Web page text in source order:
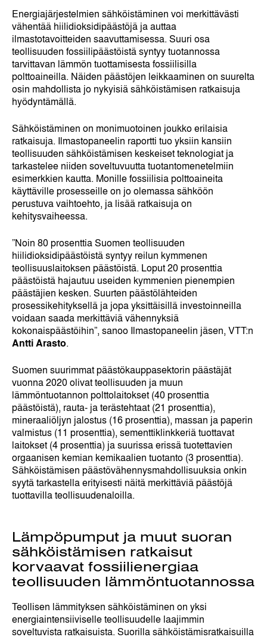
Energiajärjestelmien sähköistäminen voi merkittävästi
vähentää hiilidioksidipäästöjä ja auttaa
ilmastotavoitteiden saavuttamisessa. Suuri osa
teollisuuden fossiilipäästöistä syntyy tuotannossa
tarvittavan lämmön tuottamisesta fossiilisilla
polttoaineilla. Näiden päästöjen leikkaaminen on suurelta
osin mahdollista jo nykyisiä sähköistämisen ratkaisuja
hyödyntämällä.
Sähköistäminen on monimuotoinen joukko erilaisia
ratkaisuja. Ilmastopaneelin raportti tuo yksiin kansiin
teollisuuden sähköistämisen keskeiset teknologiat ja
tarkastelee niiden soveltuvuutta tuotantomenetelmiin
esimerkkien kautta. Monille fossiilisia polttoaineita
käyttäville prosesseille on jo olemassa sähköön
perustuva vaihtoehto, ja lisää ratkaisuja on
kehitysvaiheessa.
”Noin 80 prosenttia Suomen teollisuuden
hiilidioksidipäästöistä syntyy reilun kymmenen
teollisuuslaitoksen päästöistä. Loput 20 prosenttia
päästöistä hajautuu useiden kymmenien pienempien
päästäjien kesken. Suurten päästölähteiden
prosessikehityksellä ja jopa yksittäisillä investoinneilla
voidaan saada merkittäviä vähennyksiä
kokonaispäästöihin”, sanoo Ilmastopaneelin jäsen, VTT:n
Antti Arasto.
Suomen suurimmat päästökauppasektorin päästäjät
vuonna 2020 olivat teollisuuden ja muun
lämmöntuotannon polttolaitokset (40 prosenttia
päästöistä), rauta- ja terästehtaat (21 prosenttia),
mineraaliöljyn jalostus (16 prosenttia), massan ja paperin
valmistus (11 prosenttia), sementtiklinkkeriä tuottavat
laitokset (4 prosenttia) ja suurissa erissä tuotettavien
orgaanisen kemian kemikaalien tuotanto (3 prosenttia).
Sähköistämisen päästövähennysmahdollisuuksia onkin
syytä tarkastella erityisesti näitä merkittäviä päästöjä
tuottavilla teollisuudenaloilla.
Lämpöpumput ja muut suoran
sähköistämisen ratkaisut
korvaavat fossiilienergiaa
teollisuuden lämmöntuotannossa
Teollisen lämmityksen sähköistäminen on yksi
energiaintensiiviselle teollisuudelle laajimmin
soveltuvista ratkaisuista. Suorilla sähköistämisratkaisuilla